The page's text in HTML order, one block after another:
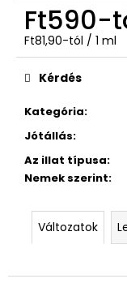
Ft590-
Egységár:
Ft81,90-tól / 1 ml
Kategória:
Jótállás:
Az illat típusa:
Nemek szerint:
Kérdés
Változatok